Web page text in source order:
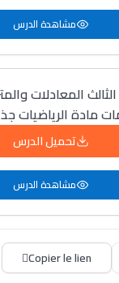
مشاهدة الدرس
المعادلات
مادة الرياضيات
تحميل الدرس
مشاهدة الدرس
Copier le lien